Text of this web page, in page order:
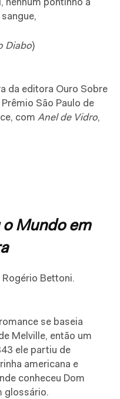
nenhum pontinho à
Diabo)
da editora Ouro Sobre
São Paulo de
com Anel de Vidro,
o Mundo em
Rogério Bettoni.
se baseia
Melville, então um
ele partiu de
americana e
conheceu Dom
glossário.